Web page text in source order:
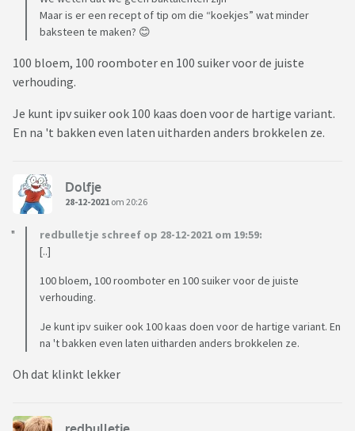
Maar is er een recept of tip om die “koekjes” wat minder
baksteen te maken? 😊
100 bloem, 100 roomboter en 100 suiker voor de juiste
verhouding.
Je kunt ipv suiker ook 100 kaas doen voor de hartige variant.
En na 't bakken even laten uitharden anders brokkelen ze.
Dolfje
28-12-2021 om 20:26
redbulletje schreef op 28-12-2021 om 19:59:
[..]
100 bloem, 100 roomboter en 100 suiker voor de juiste
verhouding.
Je kunt ipv suiker ook 100 kaas doen voor de hartige variant. En
na 't bakken even laten uitharden anders brokkelen ze.
Oh dat klinkt lekker